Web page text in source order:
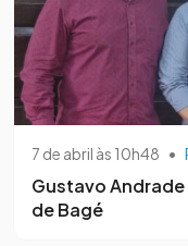
7 de abril às 10h48 •
Gustavo
de Bagé